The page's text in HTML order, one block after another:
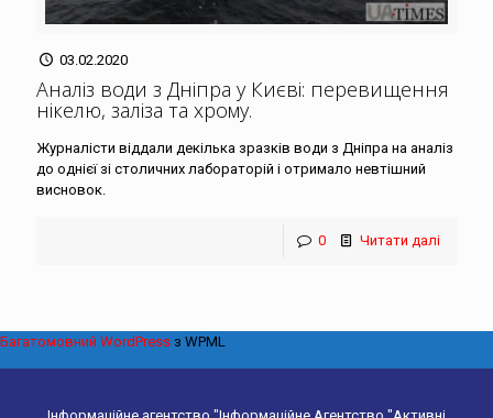
03.02.2020
Аналіз води з Дніпра у Києві: перевищення
нікелю, заліза та хрому.
Журналісти віддали декілька зразків води з Дніпра на аналіз
до однієї зі столичних лабораторій і отримало невтішний
висновок.
0 Читати далі
Багатомовний WordPress з WPML